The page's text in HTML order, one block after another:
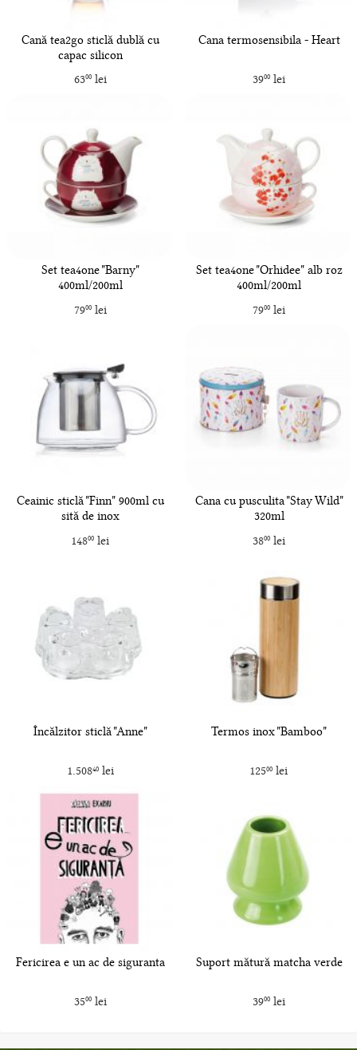
Cană tea2go sticlă dublă cu
capac silicon
6300lei
Cana termosensibila - Heart
3900lei
Set tea4one "Barny"
400ml/200ml
7900lei
Set tea4one "Orhidee" alb roz
400ml/200ml
7900lei
Ceainic sticlă "Finn" 900ml cu
sită de inox
14800 lei
Cana cu pusculita "Stay Wild"
320ml
3800lei
Încălzitor sticlă "Anne"
1.50840lei
Termos inox "Bamboo"
12500 lei
Fericirea e un ac de siguranta
3500lei
Suport mătură matcha verde
3900lei